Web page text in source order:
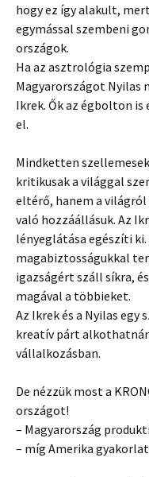
hogy ez így alakult,
egymással szembeni
országok.
Ha az asztrológia
Magyarországot Nyilas
Ikrek. Ők az égbolton is
el.
Mindketten
kritikusak a világgal
eltérő, hanem a
való hozzáállásuk. Az
lényeglátása egészíti
magabiztosságukkal
igazságért száll síkra,
magával a többieket.
Az Ikrek és a Nyilas
kreatív párt
vállalkozásban.
De nézzük most a
országot!
– Magyarország
– míg Amerika